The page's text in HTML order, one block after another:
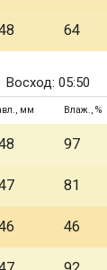
64
Восход: 05:50
мм Влаж., %
97
81
46